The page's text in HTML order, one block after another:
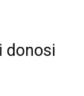
donosi